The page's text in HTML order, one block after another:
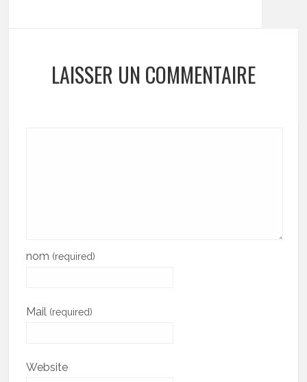
LAISSER UN COMMENTAIRE
nom (required)
Mail (required)
Website